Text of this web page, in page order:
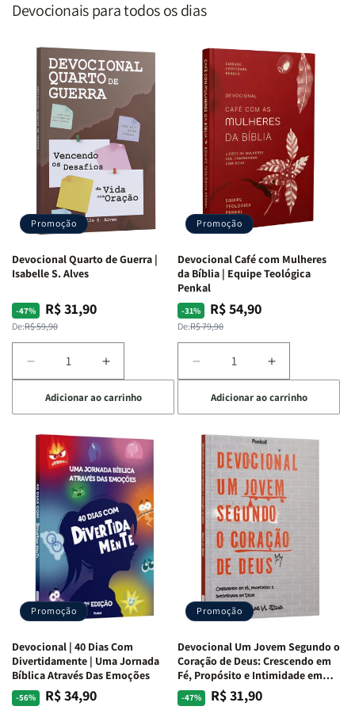
Devocionais para todos os dias
Promoção
Devocional Quarto de Guerra |
Isabelle S. Alves
-47%
Preço
normal
De:R$ 59,90
Preço
promocional
R$ 31,90
Diminuir
a
quantidade
de
Devocional
Quarto
de
Guerra
Isabelle
S.
Alves
Aumentar
a
quantidade
de
Devocional
Quarto
de
Guerra
|
Isabelle
S.
Alves
Adicionar ao carrinho
Promoção
Devocional Café com Mulheres
da Bíblia | Equipe Teológica
Penkal
-31%
Preço
normal
De:R$ 79,90
Preço
promocional
R$ 54,90
Diminuir
a
quantidade
de
Devocional
Café
com
Mulheres
da
Bíblia
Equipe
Teológica
Penkal
Aumentar
a
quantidade
de
Devocional
Café
com
Mulheres
da
Bíblia
|
Equipe
Teológica
Penkal
Adicionar ao carrinho
Promoção
Devocional | 40 Dias Com
Divertidamente | Uma Jornada
Bíblica Através Das Emoções
-56%
Preço
PreçoR$ 34,90
Promoção
Devocional Um Jovem Segundo o
Coração de Deus: Crescendo em
Fé, Propósito e Intimidade em
Deus
-47%
Preço
PreçoR$ 31,90